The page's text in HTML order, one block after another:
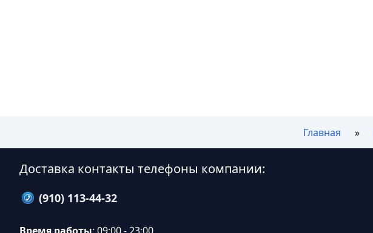
Главная
Доставка контакты телефоны компании:
(910) 113-44-32